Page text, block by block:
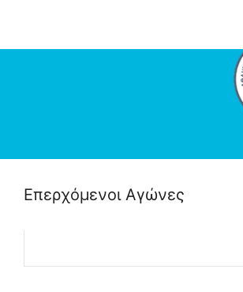
Επερχόμενοι Αγώνες